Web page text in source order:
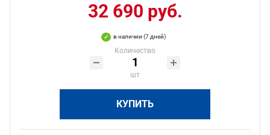
32 690 руб.
в наличии (7 дней)
Количество
шт
КУПИТЬ